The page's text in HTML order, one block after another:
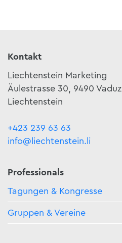
Kontakt
Liechtenstein Marketing
Äulestrasse 30, 9490 Vaduz
Liechtenstein
+423 239 63 63
info@liechtenstein.li
Professionals
Tagungen & Kongresse
Gruppen & Vereine